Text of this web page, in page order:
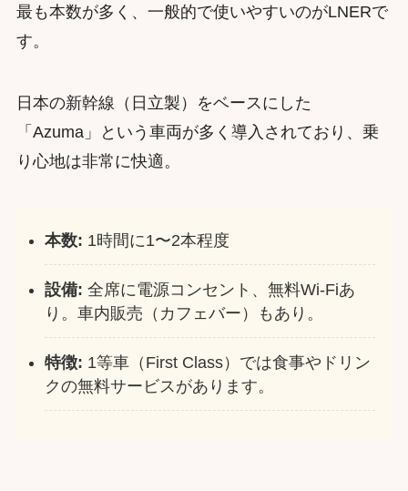
最も本数が多く、一般的で使いやすいのがLNERで
す。
日本の新幹線（日立製）をベースにした
「Azuma」という車両が多く導入されており、乗
り心地は非常に快適。
本数: 1時間に1〜2本程度
設備: 全席に電源コンセント、無料Wi-Fiあ
り。車内販売（カフェバー）もあり。
特徴: 1等車（First Class）では食事やドリン
クの無料サービスがあります。